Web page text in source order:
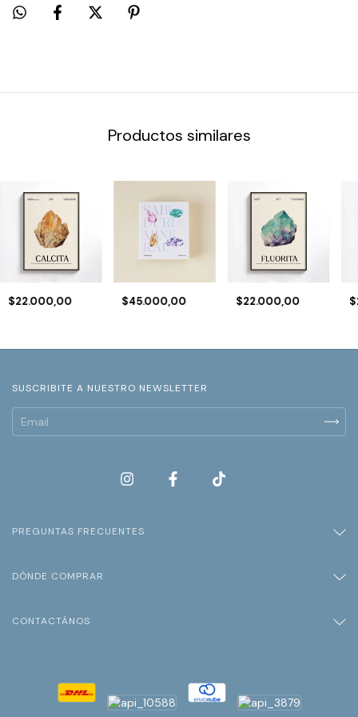
Productos similares
$22.000,00 $45.000,00 $22.000,00
SUSCRIBITE A NUESTRO NEWSLETTER
PREGUNTAS FRECUENTES
DÓNDE COMPRAR
CONTACTÁNOS